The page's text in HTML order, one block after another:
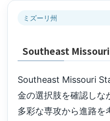
ミズーリ州
Southeast
Southeast Missouri
金の選択肢を確認しな
多彩な専攻から進路を